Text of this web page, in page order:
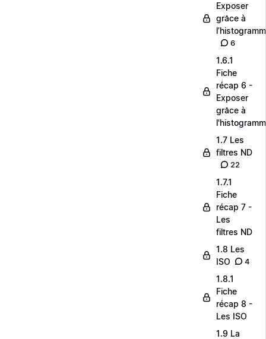
Exposer
grâce à
6
1.6.1
Fiche
récap 6 -
Exposer
grâce à
1.7 Les
filtres ND
22
1.7.1
Fiche
récap 7 -
Les
filtres ND
1.8 Les
ISO
4
1.8.1
Fiche
récap 8 -
Les ISO
1.9 La